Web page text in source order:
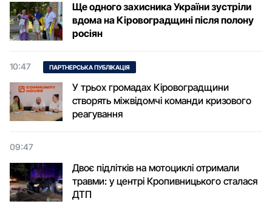
Ще одного захисника України зустріли
вдома на Кіровоградщині після полону
росіян
10:47 ПАРТНЕРСЬКА ПУБЛІКАЦІЯ
У трьох громадах Кіровоградщини
створять міжвідомчі команди кризового
реагування
09:47
Двоє підлітків на мотоциклі отримали
травми: у центрі Кропивницького сталася
ДТП